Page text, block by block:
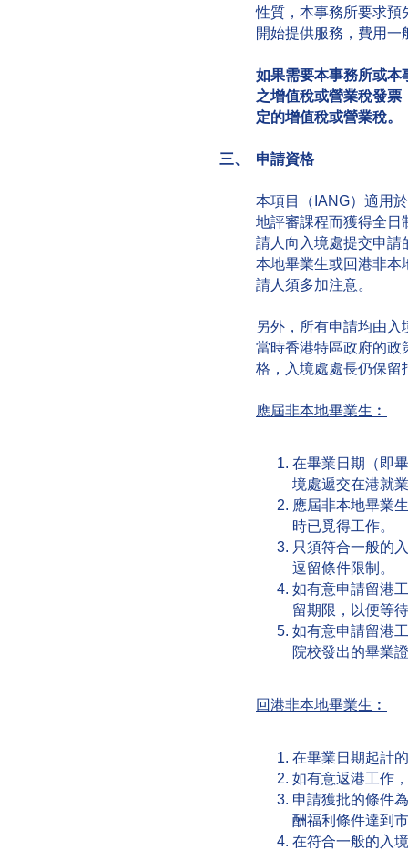
性質，本事務所要求預
開始提供服務，費用一
如果需要本事務所或本
之增值稅或營業稅發
定的增值稅或營業稅。
三、 申請資格
本項目（IANG）適用
地評審課程而獲得全日
請人向入境處提交申請
本地畢業生或回港非本
請人須多加注意。
另外，所有申請均由
當時香港特區政府的政
格，入境處處長仍保留
應屆非本地畢業生︰
在畢業日期（即
境處遞交在港就
應屆非本地畢業
時已覓得工作。
只須符合一般的
逗留條件限制。
如有意申請留港
留期限，以便等
如有意申請留港
院校發出的畢業
回港非本地畢業生︰
在畢業日期起計
如有意返港工作
申請獲批的條件
酬福利條件達到
在符合一般的入